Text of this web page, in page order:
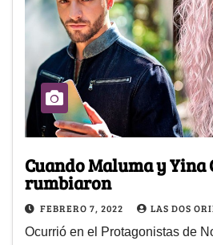
Cuando Maluma y Yina
rumbiaron
FEBRERO 7, 2022 LAS DOS
Ocurrió en el Protagonistas de